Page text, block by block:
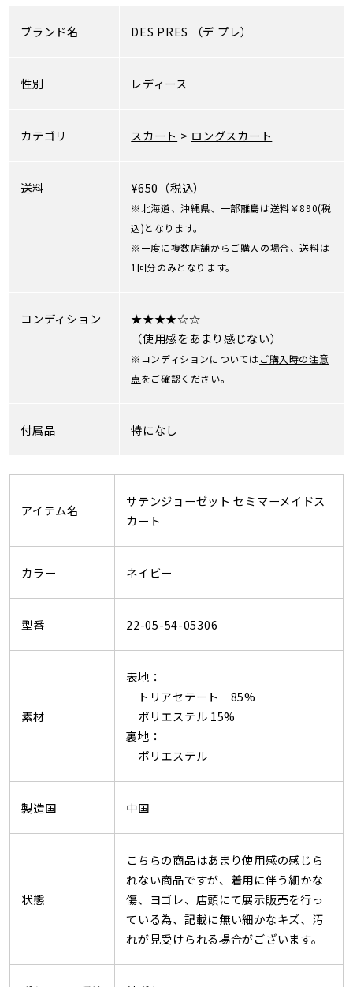
ブランド名 DES PRES （デ プレ）
性別 レディース
カテゴリ スカート > ロングスカート
送料 ¥650（税込）
※北海道、沖縄県、一部離島は送料￥890(税
込)となります。
※一度に複数店舗からご購入の場合、送料は
1回分のみとなります。
コンディション
★★★★☆☆
（使用感をあまり感じない）
※コンディションについてはご購入時の注意
点をご確認ください。
付属品 特になし
アイテム名
サテンジョーゼット セミマーメイドス
カート
カラー ネイビー
型番 22-05-54-05306
素材
表地：
トリアセテート 85%
ポリエステル 15%
裏地：
ポリエステル
製造国 中国
状態
こちらの商品はあまり使用感の感じら
れない商品ですが、着用に伴う細かな
傷、ヨゴレ、店頭にて展示販売を行っ
ている為、記載に無い細かなキズ、汚
れが見受けられる場合がございます。